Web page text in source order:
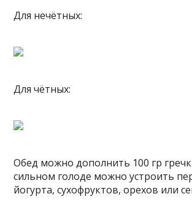
Для нечётных:
Для чётных:
Обед можно дополнить 100 гр
сильном голоде можно устроить
йогурта, сухофруктов, орехов или